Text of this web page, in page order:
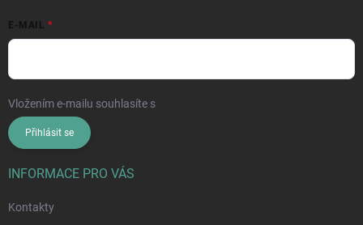
E-MAIL
Vložením e-mailu souhlasíte s
Přihlásit se
INFORMACE PRO VÁS
Kontakty